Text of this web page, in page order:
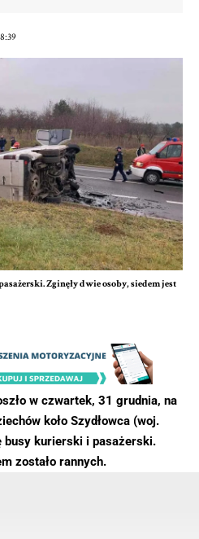
Zginęły dwie osoby, siedem jest
w czwartek, 31 grudnia, na
koło Szydłowca (woj.
busy kurierski i pasażerski.
zostało rannych.